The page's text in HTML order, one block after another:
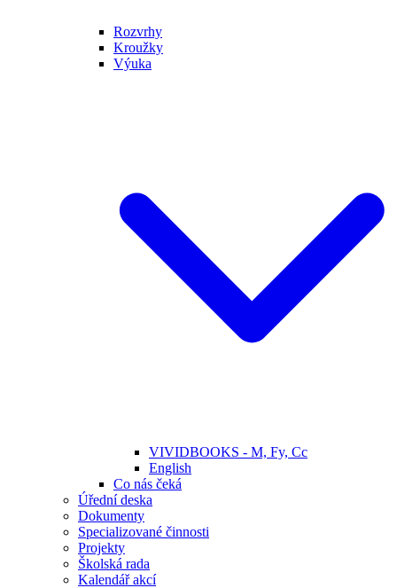
Rozvrhy
Kroužky
Výuka
VIVIDBOOKS - M, Fy, Cc
English
Co nás čeká
Úřední deska
Dokumenty
Specializované činnosti
Projekty
Školská rada
Kalendář akcí